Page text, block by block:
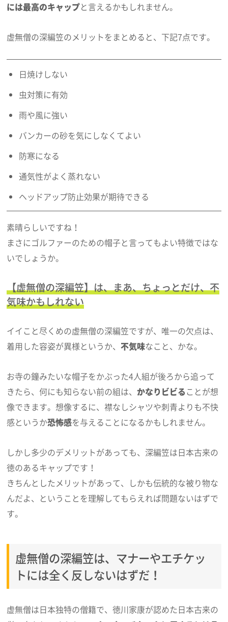
には最高のキャップと言えるかもしれません。
虚無僧の深編笠のメリットをまとめると、下記7点です。
日焼けしない
虫対策に有効
雨や風に強い
バンカーの砂を気にしなくてよい
防寒になる
通気性がよく蒸れない
ヘッドアップ防止効果が期待できる
素晴らしいですね！
まさにゴルファーのための帽子と言ってもよい特徴ではな
いでしょうか。
【虚無僧の深編笠】は、まあ、ちょっとだけ、不
気味かもしれない
イイこと尽くめの虚無僧の深編笠ですが、唯一の欠点は、
着用した容姿が異様というか、不気味なこと、かな。
お寺の鐘みたいな帽子をかぶった4人組が後ろから追って
きたら、何にも知らない前の組は、 かなりビビる ことが想
像できます。想像するに、襟なしシャツや刺青よりも不快
感というか恐怖感を与えることになるかもしれません。
しかし多少のデメリットがあっても、深編笠は日本古来の
徳のあるキャップです！
きちんとしたメリットがあって、しかも伝統的な被り物な
んだよ、ということを理解してもらえれば問題ないはずで
す。
虚無僧の深編笠は、マナーやエチケッ
トには全く反しないはずだ！
虚無僧は日本独特の僧籍で、徳川家康が認めた日本古来の